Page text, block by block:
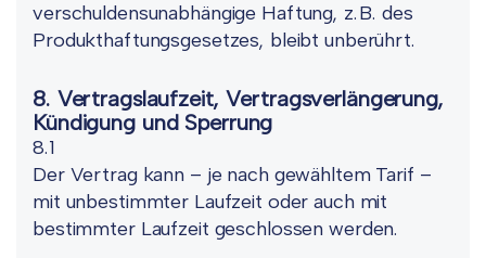
verschuldensunabhängige Haftung, z.B. des
Produkthaftungsgesetzes, bleibt unberührt.
8. Vertragslaufzeit, Vertragsverlängerung,
Kündigung und Sperrung
8.1
Der Vertrag kann – je nach gewähltem Tarif –
mit unbestimmter Laufzeit oder auch mit
bestimmter Laufzeit geschlossen werden.